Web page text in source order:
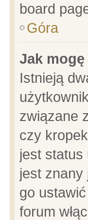
board
Góra
Jak
Istnieją
związane
czy
jest
jest
go
forum